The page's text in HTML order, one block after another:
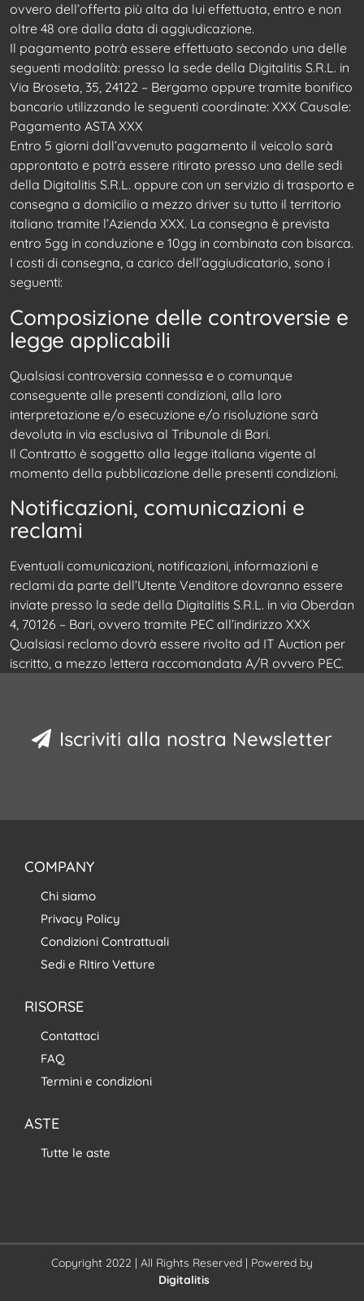
ovvero dell’offerta più alta da lui effettuata, entro e non
oltre 48 ore dalla data di aggiudicazione.
Il pagamento potrà essere effettuato secondo una delle
seguenti modalità: presso la sede della Digitalitis S.R.L. in
Via Broseta, 35, 24122 – Bergamo oppure tramite bonifico
bancario utilizzando le seguenti coordinate: XXX Causale:
Pagamento ASTA XXX
Entro 5 giorni dall’avvenuto pagamento il veicolo sarà
approntato e potrà essere ritirato presso una delle sedi
della Digitalitis S.R.L. oppure con un servizio di trasporto e
consegna a domicilio a mezzo driver su tutto il territorio
italiano tramite l’Azienda XXX. La consegna è prevista
entro 5gg in conduzione e 10gg in combinata con bisarca.
I costi di consegna, a carico dell’aggiudicatario, sono i
seguenti:
Composizione delle controversie e
legge applicabili
Qualsiasi controversia connessa e o comunque
conseguente alle presenti condizioni, alla loro
interpretazione e/o esecuzione e/o risoluzione sarà
devoluta in via esclusiva al Tribunale di Bari.
Il Contratto è soggetto alla legge italiana vigente al
momento della pubblicazione delle presenti condizioni.
Notificazioni, comunicazioni e
reclami
Eventuali comunicazioni, notificazioni, informazioni e
reclami da parte dell’Utente Venditore dovranno essere
inviate presso la sede della Digitalitis S.R.L. in via Oberdan
4, 70126 – Bari, ovvero tramite PEC all’indirizzo XXX
Qualsiasi reclamo dovrà essere rivolto ad IT Auction per
iscritto, a mezzo lettera raccomandata A/R ovvero PEC.
Iscriviti alla nostra Newsletter
COMPANY
Chi siamo
Privacy Policy
Condizioni Contrattuali
Sedi e RItiro Vetture
RISORSE
Contattaci
FAQ
Termini e condizioni
ASTE
Tutte le aste
Copyright 2022 | All Rights Reserved | Powered by
Digitalitis